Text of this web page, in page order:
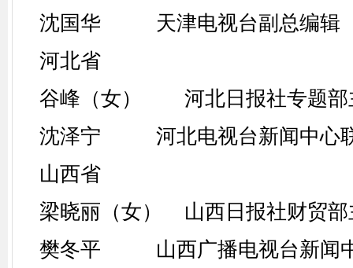
沈国华 天津电视台副总编辑
河北省
谷峰（女） 河北日报社专题部
沈泽宁 河北电视台新闻中心联
山西省
梁晓丽（女） 山西日报社财贸部
樊冬平 山西广播电视台新闻